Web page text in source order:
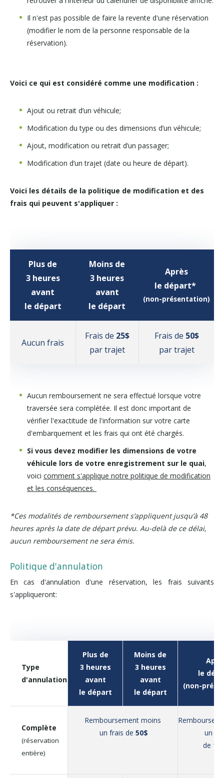
Il n'est pas possible de faire la revente d'une réservation
(modifier le nom de la personne responsable de la
réservation).
Voici ce qui est considéré comme une modification :
Ajout ou retrait d’un véhicule;
Modification du type ou des dimensions d’un véhicule;
Ajout, modification ou retrait d’un passager;
Modification d’un trajet (date ou heure de départ).
Voici les détails de la politique de modification et des
frais qui peuvent s'appliquer :
Plus de
3 heures
avant
le départ
Moins de
3 heures
avant
le départ
Après
le départ*
(non-présentation)
Aucun frais
Frais de 25$
par trajet
Frais de 50$
par trajet
Aucun remboursement ne sera effectué lorsque votre
traversée sera complétée. Il est donc important de
vérifier l'exactitude de l'information sur votre carte
d'embarquement et les frais qui ont été chargés.
Si vous devez modifier les dimensions de votre
véhicule lors de votre enregistrement sur le quai,
voici comment s'applique notre politique de modification
et les conséquences.
*Ces modalités de remboursement s’appliquent jusqu’à 48
heures après la date de départ prévu. Au-delà de ce délai,
aucun remboursement ne sera émis.
Politique d'annulation
En cas d'annulation d'une réservation, les frais suivants
s'appliqueront:
Type
d'annulation
Plus de
3 heures
avant
le départ
Moins de
3 heures
avant
le départ
le
(non-
Complète
(réservation
entière)
Remboursement moins
un frais de 50$
un
de